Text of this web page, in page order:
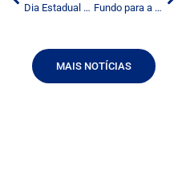
Dia Estadual do Radialista será comemorado em 7 de novembro
Fundo para a radiodifusão pública
MAIS NOTÍCIAS